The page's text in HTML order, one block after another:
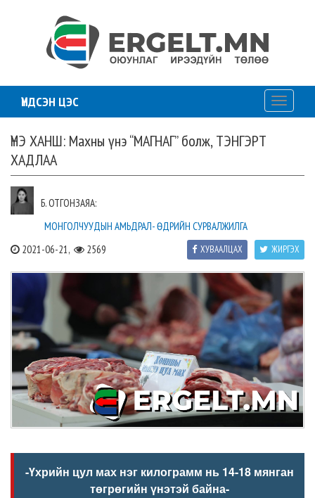
ҮНДСЭН ЦЭС
Toggle
ҮНЭ ХАНШ: Махны үнэ “МАГНАГ” болж, ТЭНГЭРТ
ХАДЛАА
Б. ОТГОНЗАЯА:
МОНГОЛЧУУДЫН АМЬДРАЛ- ӨДРИЙН СУРВАЛЖИЛГА
2021-06-21,
2569 ЖИРГЭХ
ХУВААЛЦАХ
-Үхрийн цул мах нэг килограмм нь 14-18 мянган
төгрөгийн үнэтэй байна-